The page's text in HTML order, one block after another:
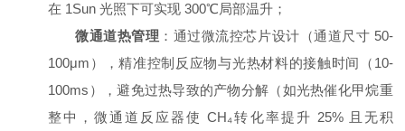
在 1Sun 光照下可实现 300℃局部温升；
微通道热管理 ：通过微流控芯片设计（通道尺寸 50-
100μm），精准控制反应物与光热材料的接触时间（10-
100ms），避免过热导致的产物分解（如光热催化甲烷重
整中，微通道反应器使 CH₄转化率提升 25% 且无积